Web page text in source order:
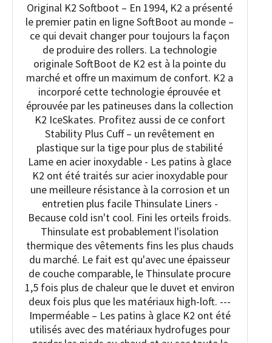
Original K2 Softboot – En 1994, K2 a présenté
le premier patin en ligne SoftBoot au monde –
ce qui devait changer pour toujours la façon
de produire des rollers. La technologie
originale SoftBoot de K2 est à la pointe du
marché et offre un maximum de confort. K2 a
incorporé cette technologie éprouvée et
éprouvée par les patineuses dans la collection
K2 IceSkates. Profitez aussi de ce confort
Stability Plus Cuff – un revêtement en
plastique sur la tige pour plus de stabilité
Lame en acier inoxydable - Les patins à glace
K2 ont été traités sur acier inoxydable pour
une meilleure résistance à la corrosion et un
entretien plus facile Thinsulate Liners -
Because cold isn't cool. Fini les orteils froids.
Thinsulate est probablement l'isolation
thermique des vêtements fins les plus chauds
du marché. Le fait est qu'avec une épaisseur
de couche comparable, le Thinsulate procure
1,5 fois plus de chaleur que le duvet et environ
deux fois plus que les matériaux high-loft. ---
Imperméable – Les patins à glace K2 ont été
utilisés avec des matériaux hydrofuges pour